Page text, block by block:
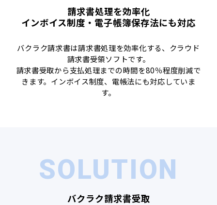
請求書処理を効率化
インボイス制度・電子帳簿保存法にも対応
バクラク請求書は請求書処理を効率化する、クラウド
請求書受領ソフトです。
請求書受取から支払処理までの時間を80％程度削減で
きます。インボイス制度、電帳法にも対応していま
す。
SOLUTION
バクラク請求書受取